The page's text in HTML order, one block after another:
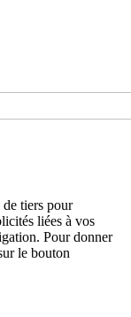
de tiers pour
liées à vos
Pour donner
le bouton